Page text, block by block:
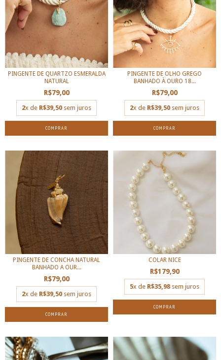
PINGENTE DE QUARTZO ESMERALDA
NATURAL
R$79,00
2x de R$39,50 sem juros
PINGENTE DE OLHO GREGO
BANHADO À OURO 18...
R$79,00
2x de R$39,50 sem juros
PINGENTE DE CONCHA NATURAL
BANHADO A OUR...
R$79,00
2x de R$39,50 sem juros
COLAR NICE
R$179,90
5x de R$35,98 sem juros